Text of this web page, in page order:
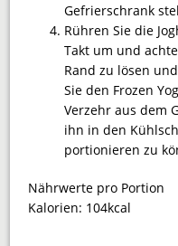
Gefrierschrank
Rühren Sie die
Takt um und
Rand zu lösen
Sie den Frozen
Verzehr aus dem
ihn in den
portionieren zu
Nährwerte pro Portion
Kalorien: 104kcal